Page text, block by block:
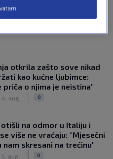
otkrila zašto sove nikad
kao kućne ljubimce:
priča o njima je neistina"
4. aug. 0
na odmor u Italiju i
više ne vraćaju: "Mjesečni
skresani na trećinu"
5. aug. 0